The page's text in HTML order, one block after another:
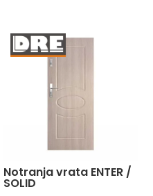
Notranja vrata ENTER /
SOLID